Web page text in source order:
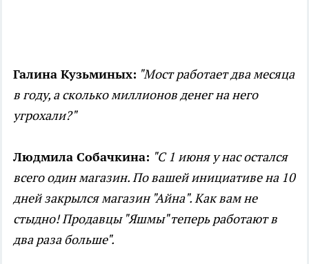
Галина Кузьминых: "Мост работает два месяца
в году, а сколько миллионов денег на него
угрохали?"
Людмила Собачкина: "С 1 июня у нас остался
всего один магазин. По вашей инициативе на 10
дней закрылся магазин "Айна". Как вам не
стыдно! Продавцы "Яшмы" теперь работают в
два раза больше".